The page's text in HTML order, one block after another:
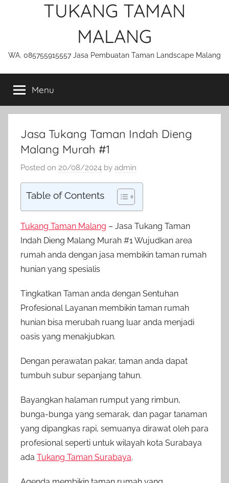
TUKANG TAMAN
MALANG
WA. 085755915557 Jasa Pembuatan Taman Landscape Malang
Menu
Jasa Tukang Taman Indah Dieng
Malang Murah #1
Posted on 20/08/2024 by admin
Table of Contents
Tukang Taman Malang – Jasa Tukang Taman
Indah Dieng Malang Murah #1 Wujudkan area
rumah anda dengan jasa membikin taman rumah
hunian yang spesialis
Tingkatkan Taman anda dengan Sentuhan
Profesional Layanan membikin taman rumah
hunian bisa merubah ruang luar anda menjadi
oasis yang menakjubkan.
Dengan perawatan pakar, taman anda dapat
tumbuh subur sepanjang tahun.
Bayangkan halaman rumput yang rimbun,
bunga-bunga yang semarak, dan pagar tanaman
yang dipangkas rapi, semuanya dirawat oleh para
profesional seperti untuk wilayah kota Surabaya
ada Tukang Taman Surabaya.